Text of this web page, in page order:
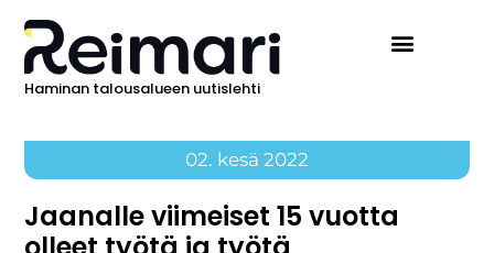
Haminan talousalueen uutislehti
02. kesä 2022
Jaanalle viimeiset 15 vuotta